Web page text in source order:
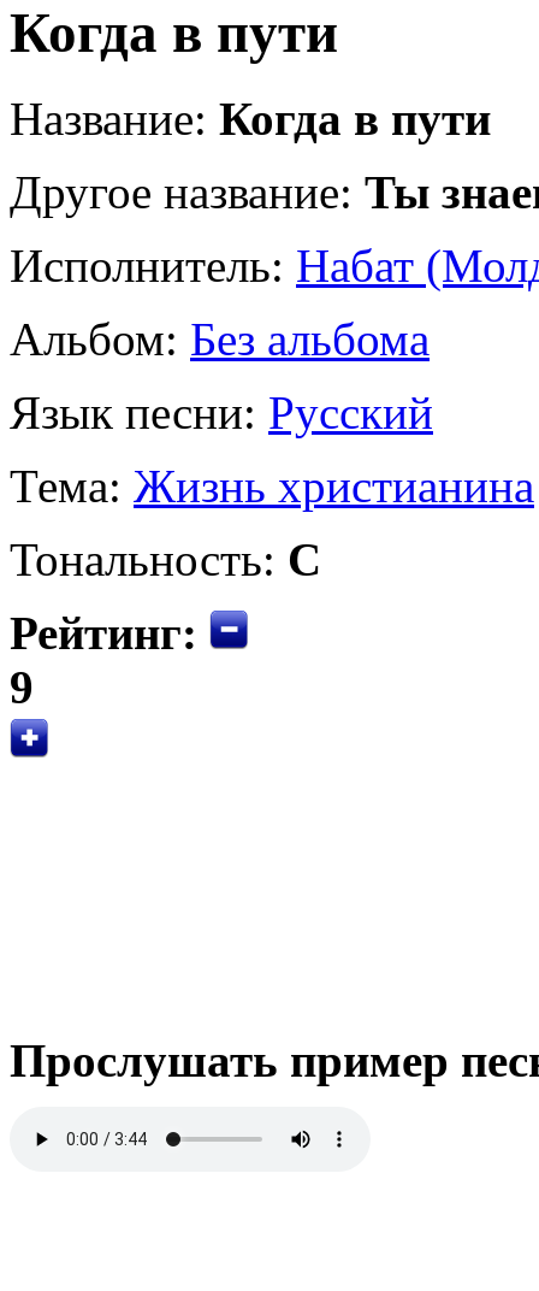
Когда в пути
Название: Когда в пути
Другое название: Ты
Исполнитель: Набат
Альбом: Без альбома
Язык песни: Русский
Тема: Жизнь христианина
Тональность: C
Рейтинг:
9
Прослушать пример